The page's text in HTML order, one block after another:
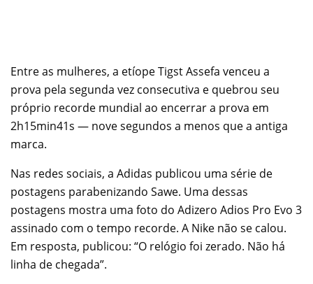
Entre as mulheres, a etíope Tigst Assefa venceu a
prova pela segunda vez consecutiva e quebrou seu
próprio recorde mundial ao encerrar a prova em
2h15min41s — nove segundos a menos que a antiga
marca.
Nas redes sociais, a Adidas publicou uma série de
postagens parabenizando Sawe. Uma dessas
postagens mostra uma foto do Adizero Adios Pro Evo 3
assinado com o tempo recorde. A Nike não se calou.
Em resposta, publicou: “O relógio foi zerado. Não há
linha de chegada”.